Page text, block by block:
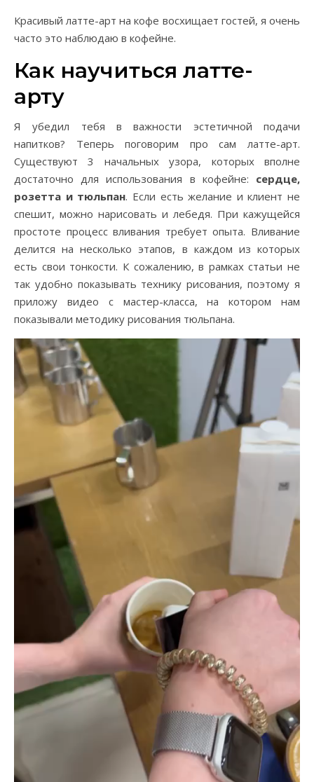
Красивый латте-арт на кофе восхищает гостей, я очень
часто это наблюдаю в кофейне.
Как научиться латте-
арту
Я убедил тебя в важности эстетичной подачи
напитков? Теперь поговорим про сам латте-арт.
Существуют 3 начальных узора, которых вполне
достаточно для использования в кофейне: сердце,
розетта и тюльпан. Если есть желание и клиент не
спешит, можно нарисовать и лебедя. При кажущейся
простоте процесс вливания требует опыта. Вливание
делится на несколько этапов, в каждом из которых
есть свои тонкости. К сожалению, в рамках статьи не
так удобно показывать технику рисования, поэтому я
приложу видео с мастер-класса, на котором нам
показывали методику рисования тюльпана.